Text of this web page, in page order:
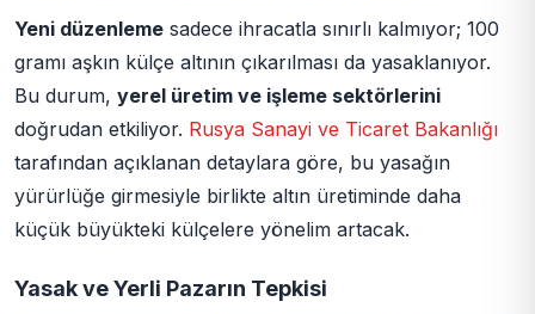
Yeni düzenleme sadece ihracatla sınırlı kalmıyor; 100
gramı aşkın külçe altının çıkarılması da yasaklanıyor.
Bu durum, yerel üretim ve işleme sektörlerini
doğrudan etkiliyor. Rusya Sanayi ve Ticaret Bakanlığı
tarafından açıklanan detaylara göre, bu yasağın
yürürlüğe girmesiyle birlikte altın üretiminde daha
küçük büyükteki külçelere yönelim artacak.
Yasak ve Yerli Pazarın Tepkisi